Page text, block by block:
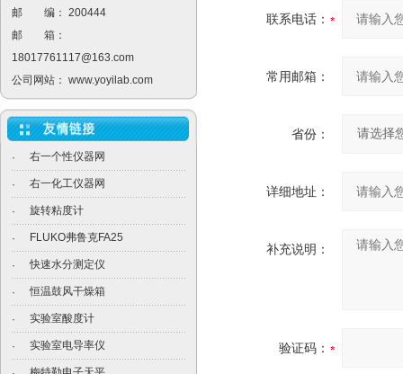
邮 编： 200444
邮 箱：
18017761117@163.com
公司网站： www.yoyilab.com
· 右一个性仪器网
· 右一化工仪器网
· 旋转粘度计
· FLUKO弗鲁克FA25
· 快速水分测定仪
· 恒温鼓风干燥箱
· 实验室酸度计
· 实验室电导率仪
联系电话：
常用邮箱：
省份：
详细地址：
补充说明：
验证码：